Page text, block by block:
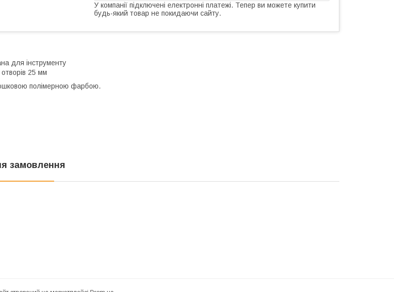
У компанії підключені електронні платежі. Тепер ви можете купити
будь-який товар не покидаючи сайту.
для інструменту
25 мм
полімерною фарбою.
замовлення